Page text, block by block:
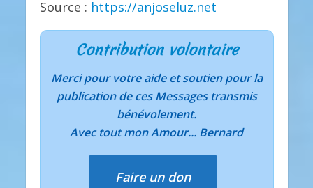
Source : https://anjoseluz.net
Contribution volontaire
Merci pour votre aide et soutien pour la
publication de ces Messages transmis
bénévolement.
Avec tout mon Amour... Bernard
Faire un don